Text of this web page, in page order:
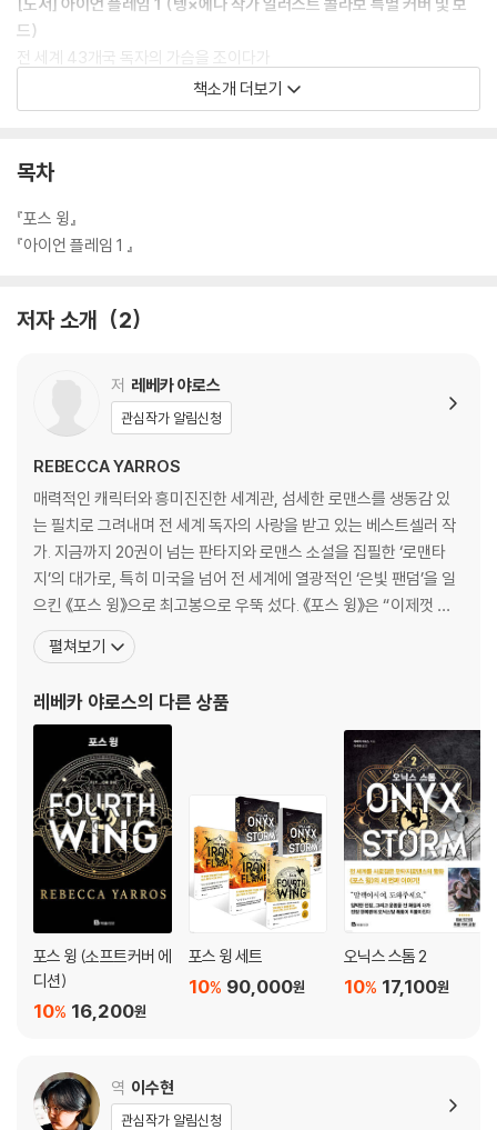
드)
전 세계 43개국 독자의 가슴을 조이다가
끝내 절규하게 만든 《포스 윙》, 그 두 번째 이야기
더 큰 스케일과 더 숨 가쁜 로맨스 서사로 돌아오다!
*출간 전 예약 판매로만 아마존 종합 1위
2023년 ‘아마존 올해의 책’으로 전 세계를 ‘은빛 팬덤’으로 물들인 ‘엠피리
의 자리를 굳건히 지키고 있다. 또한 평단과 언론으로부터 로맨스판타지를
이는 대망의 후속편 《아이언 플레임》의 몫이 크다.
책소개 더보기
목차
『포스 윙』
『아이언 플레임 1 』
저자 소개 2
저 레베카 야로스
관심작가 알림신청
REBECCA YARROS
매력적인 캐릭터와 흥미진진한 세계관, 섬세한 로맨스를 생동감 있
는 필치로 그려내며 전 세계 독자의 사랑을 받고 있는 베스트셀러 작
가. 지금까지 20권이 넘는 판타지와 로맨스 소설을 집필한 ‘로맨타
지’의 대가로, 특히 미국을 넘어 전 세계에 열광적인 ‘은빛 팬덤’을 일
으킨 《포스 윙》으로 최고봉으로 우뚝 섰다. 《포스 윙》은 “이제껏 본
적 없는 새로운 판타지”라는 극찬을 받으며 출간 즉시 미국, 영국, 독
일, 호주에서 1위를 차지했다. 〈뉴욕타임스〉 55주 연속 1위, 아마존 5
더블·애플·구글플레이·틱톡
펼쳐보기
레베카 야로스의 다른 상품
포스 윙 (소프트커버 에
디션)
16,200원
10%
포스 윙 세트
90,000원
10%
오닉스 스톰 2
17,100원
10%
역 이수현
관심작가 알림신청